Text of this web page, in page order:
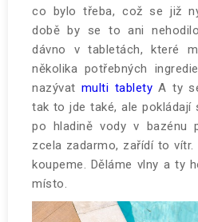
co bylo třeba, což se již
době by se to ani
dávno v tabletách, které
několika potřebných
nazývat multi tabletyA ty
tak to jde také, ale pokládají
po hladině vody v bazénu
zcela zadarmo, zařídí to vítr.
koupeme. Děláme vlny a ty
místo.